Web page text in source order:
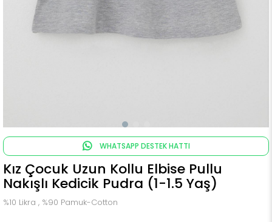
WHATSAPP DESTEK HATTI
Kız Çocuk Uzun Kollu Elbise Pullu
Nakışlı Kedicik Pudra (1-1.5 Yaş)
%10 Likra , %90 Pamuk-Cotton